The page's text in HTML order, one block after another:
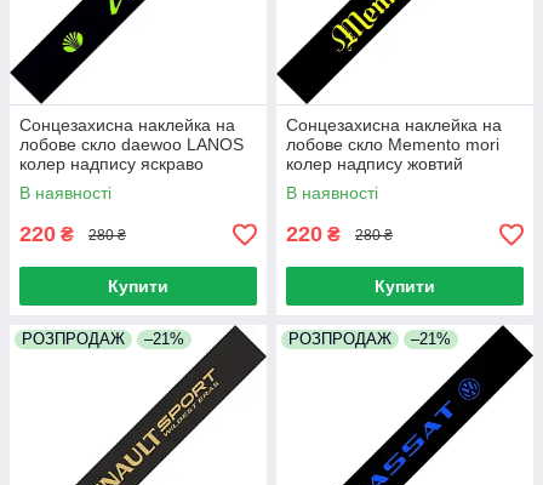
Сонцезахисна наклейка на
лобове скло daewoo LANOS
колер надпису яскраво
зелений
В наявності
220 ₴ 280 ₴
Купити
Сонцезахисна наклейка на
лобове скло Memento mori
колер надпису жовтий
В наявності
220 ₴ 280 ₴
Купити
РОЗПРОДАЖ –21% РОЗПРОДАЖ –21%